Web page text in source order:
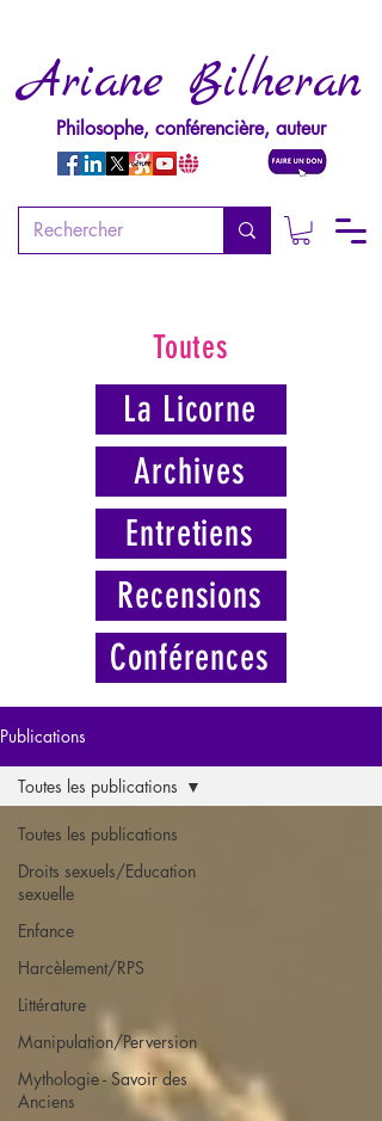
Ariane Bilheran
Philosophe, conférencière, auteur
Toutes
La Licorne
Archives
Entretiens
Recensions
Conférences
Publications
Toutes les publications
Droits sexuels/Education
sexuelle
Enfance
Harcèlement/RPS
Littérature
Manipulation/Perversion
Mythologie - Savoir des
Anciens
Toutes les publications